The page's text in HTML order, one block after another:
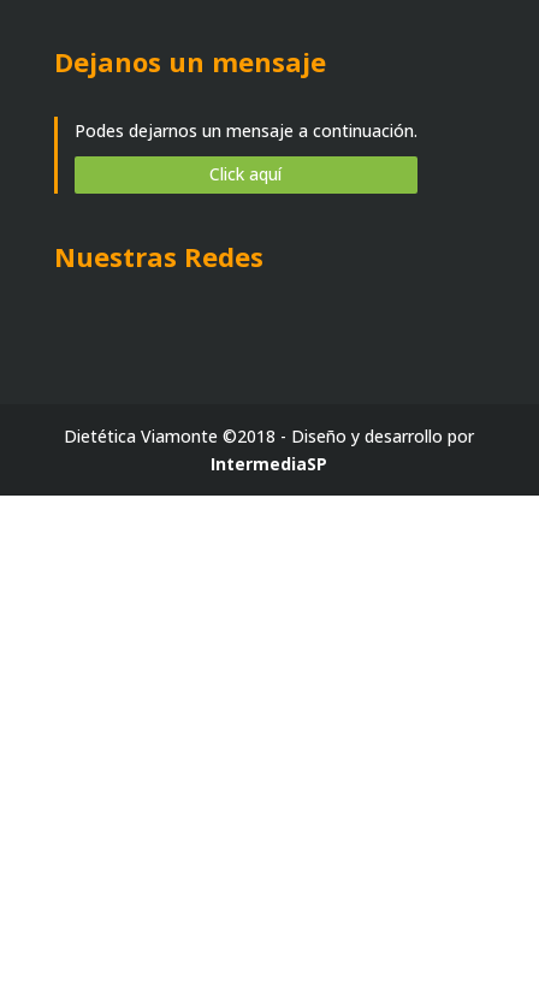
Dejanos un mensaje
Podes dejarnos un mensaje a continuación.
Click aquí
Nuestras Redes
Dietética Viamonte ©2018 - Diseño y desarrollo por
IntermediaSP